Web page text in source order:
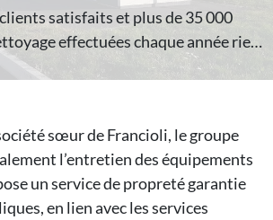
satisfaits et plus de 35 000
effectuées chaque année rien
Protecsan est un partenaire de
sœur de Francioli, le groupe
l’entretien des équipements
un service de propreté garantie
en lien avec les services